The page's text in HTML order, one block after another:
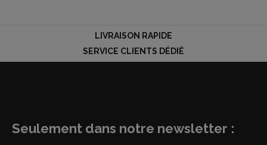
LIVRAISON RAPIDE
SERVICE CLIENTS DÉDIÉ
Seulement dans notre newsletter :